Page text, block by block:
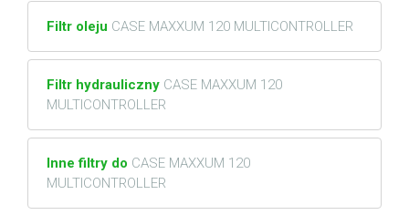
Filtr oleju CASE MAXXUM 120 MULTICONTROLLER
Filtr hydrauliczny CASE MAXXUM 120
MULTICONTROLLER
Inne filtry do CASE MAXXUM 120
MULTICONTROLLER